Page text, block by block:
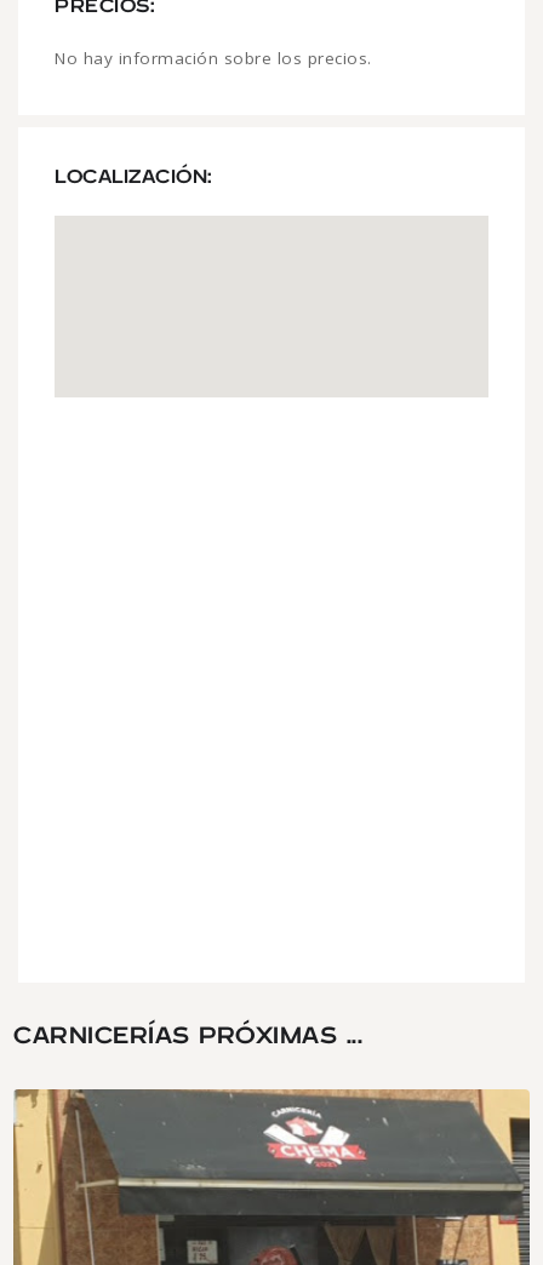
PRECIOS:
No hay información sobre los precios.
LOCALIZACIÓN:
CARNICERÍAS PRÓXIMAS ...